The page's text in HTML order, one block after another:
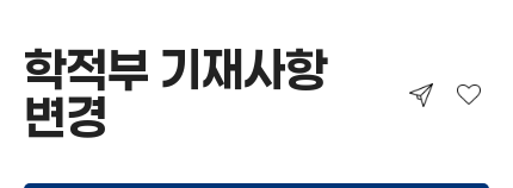
학적부 기재사항
변경